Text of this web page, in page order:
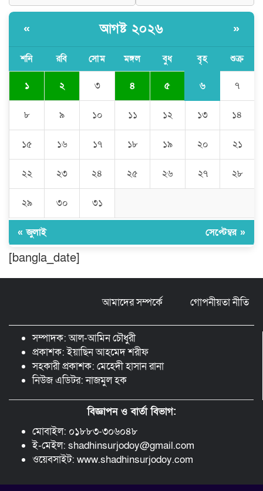
ঘণ্টার পর ঘণ্টা বিদ্যুৎহীন মৌলভীবাজার:
বিশ্বনাথে ‘প্রবাসী ওয়েলফেয়ার
এসোসিয়েশন’র পক্ষ থেকে নগদ অর্থ বিতরণ
মন্ত্রীর নাম ভাঙিয়ে তদবির বাণিজ্য মোংলায়
ফেন্সিডিল ও ৩২ হাজার টাকা উদ্ধার, আটক ১
মাদকবিরোধী ক্যাম্পেইন
ফয়জুন্নেসা চৌধুরানী স্বর্ণপদক’ পেলেন কবি
এম. আব্দুল কাইয়ুম
« আগষ্ট ২০২৬ »
শনি রবি সোম মঙ্গল বুধ বৃহ শুক্র
১ ২ ৩ ৪ ৫ ৬ ৭
৮ ৯ ১০ ১১ ১২ ১৩ ১৪
১৫ ১৬ ১৭ ১৮ ১৯ ২০ ২১
২২ ২৩ ২৪ ২৫ ২৬ ২৭ ২৮
২৯ ৩০ ৩১
« জুলাই সেপ্টেম্বর »
[bangla_date]
আমাদের সম্পর্কে গোপনীয়তা নীতি
সম্পাদক: আল-আমিন চৌধুরী
প্রকাশক: ইয়াছিন আহমেদ শরীফ
সহকারী প্রকাশক: মেহেদী হাসান রানা
নিউজ এডিটর: নাজমুল হক
বিজ্ঞাপন ও বার্তা বিভাগ:
মোবাইল: ০১৮৮৩-৩০৬০৪৮
ই-মেইল: shadhinsurjodoy@gmail.com
ওয়েবসাইট: www.shadhinsurjodoy.com